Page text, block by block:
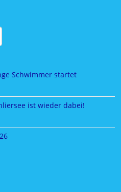
Schwimmer startet
ist wieder dabei!